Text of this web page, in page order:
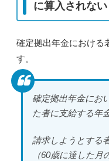
に算入されない
確定拠出年金における
す。
確定拠出年金にお
た者に支給する年
請求しようとする
（60歳に達した